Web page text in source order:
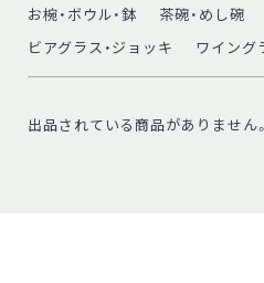
お椀・ボウル・鉢
茶碗・めし碗
ビアグラス・ジョッキ
ワイング
出品されている商品がありません。